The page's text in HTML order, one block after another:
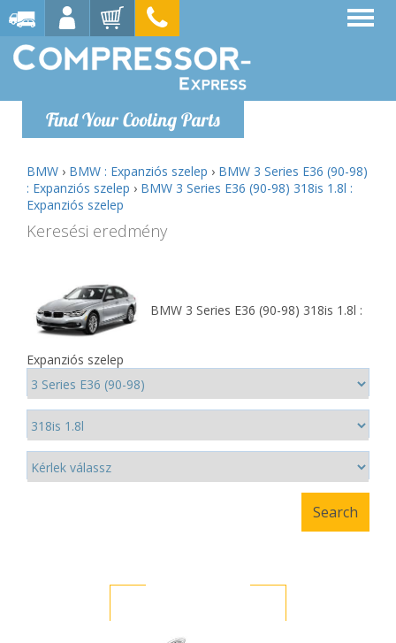
Find Your Cooling Parts
BMW › BMW : Expanziós szelep › BMW 3 Series E36 (90-98)
: Expanziós szelep › BMW 3 Series E36 (90-98) 318is 1.8l :
Expanziós szelep
Keresési eredmény
BMW 3 Series E36 (90-98) 318is 1.8l :
Expanziós szelep